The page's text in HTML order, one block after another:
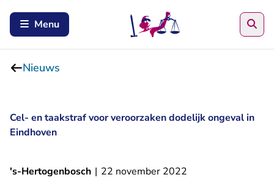
Menu
Nieuws
Cel- en taakstraf voor veroorzaken dodelijk ongeval in
Eindhoven
's-Hertogenbosch | 22 november 2022